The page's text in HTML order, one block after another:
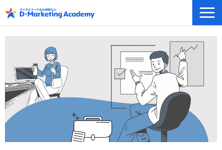
無料プラン/キャンペーン/特集
会社概要